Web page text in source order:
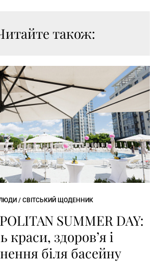
також:
/ СВІТСЬКИЙ ЩОДЕННИК
SUMMER DAY:
краси, здоров’я і
біля басейну